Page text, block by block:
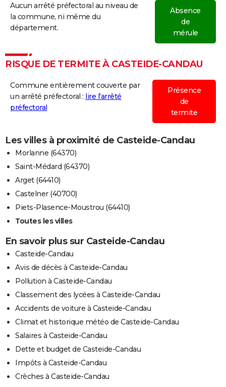
Aucun arrêté préfectoral au niveau de
la commune, ni même du
département.
Absence
de
mérule
RISQUE DE TERMITE À CASTEIDE-CANDAU
Commune entièrement couverte par
un arrêté préfectoral : lire l'arrêté
préfectoral
Présence
de
termite
Les villes à proximité de Casteide-Candau
Morlanne (64370)
Saint-Médard (64370)
Arget (64410)
Castelner (40700)
Piets-Plasence-Moustrou (64410)
Toutes les villes
En savoir plus sur Casteide-Candau
Casteide-Candau
Avis de décès à Casteide-Candau
Pollution à Casteide-Candau
Classement des lycées à Casteide-Candau
Accidents de voiture à Casteide-Candau
Climat et historique météo de Casteide-Candau
Salaires à Casteide-Candau
Dette et budget de Casteide-Candau
Impôts à Casteide-Candau
Crèches à Casteide-Candau